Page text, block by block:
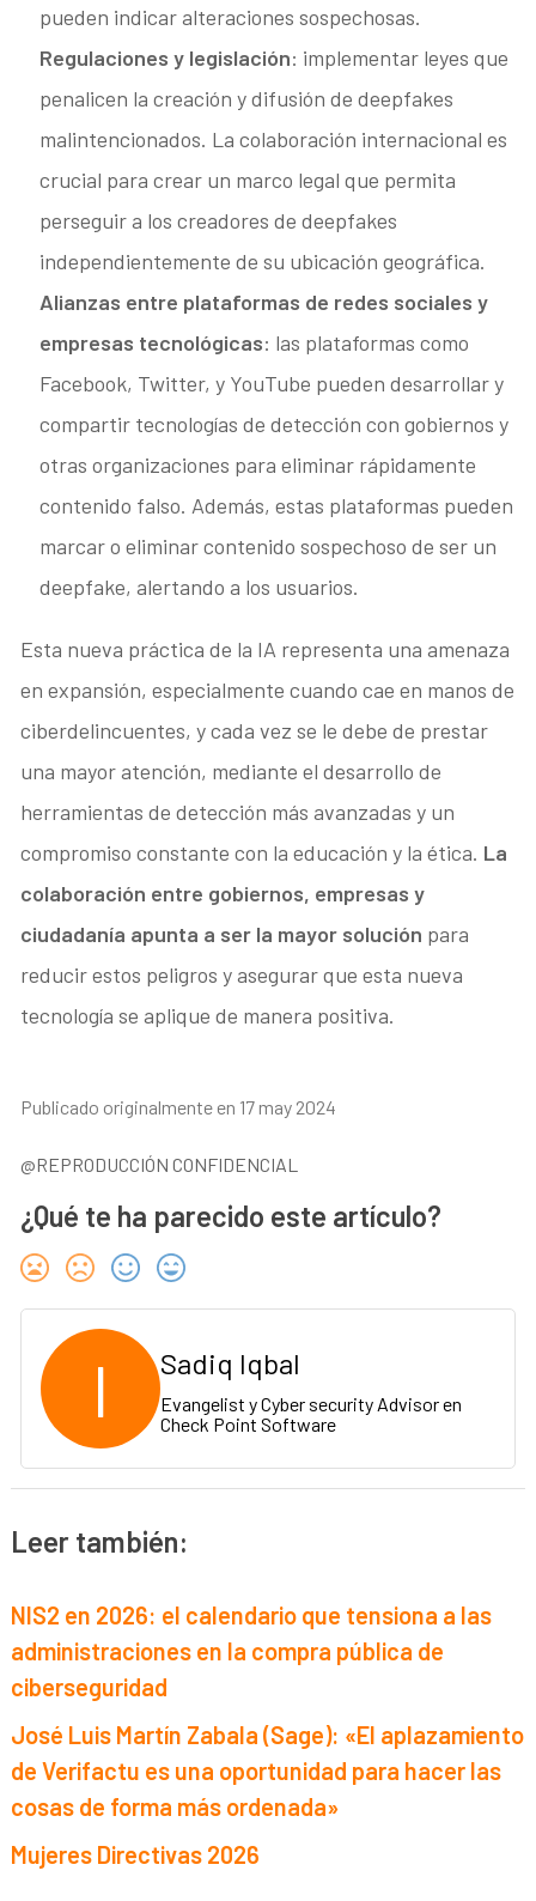
pueden indicar alteraciones sospechosas.
Regulaciones y legislación: implementar leyes que
penalicen la creación y difusión de deepfakes
malintencionados. La colaboración internacional es
crucial para crear un marco legal que permita
perseguir a los creadores de deepfakes
independientemente de su ubicación geográfica.
Alianzas entre plataformas de redes sociales y
empresas tecnológicas: las plataformas como
Facebook, Twitter, y YouTube pueden desarrollar y
compartir tecnologías de detección con gobiernos y
otras organizaciones para eliminar rápidamente
contenido falso. Además, estas plataformas pueden
marcar o eliminar contenido sospechoso de ser un
deepfake, alertando a los usuarios.
Esta nueva práctica de la IA representa una amenaza
en expansión, especialmente cuando cae en manos de
ciberdelincuentes, y cada vez se le debe de prestar
una mayor atención, mediante el desarrollo de
herramientas de detección más avanzadas y un
compromiso constante con la educación y la ética. La
colaboración entre gobiernos, empresas y
ciudadanía apunta a ser la mayor solución para
reducir estos peligros y asegurar que esta nueva
tecnología se aplique de manera positiva.
Publicado originalmente en 17 may 2024
@REPRODUCCIÓN CONFIDENCIAL
¿Qué te ha parecido este artículo?
I Sadiq Iqbal
Evangelist y Cyber security Advisor en
Check Point Software
Leer también:
NIS2 en 2026: el calendario que tensiona a las
administraciones en la compra pública de
ciberseguridad
José Luis Martín Zabala (Sage): «El aplazamiento
de Verifactu es una oportunidad para hacer las
cosas de forma más ordenada»
Mujeres Directivas 2026